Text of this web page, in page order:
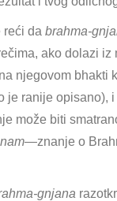
reći da brahma-
ako dolazi
njegovom bhakti
je ranije opisano),
može biti
—znanje o
gnjana